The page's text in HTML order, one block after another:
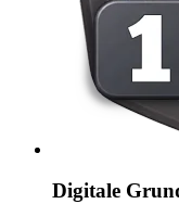
Digitale